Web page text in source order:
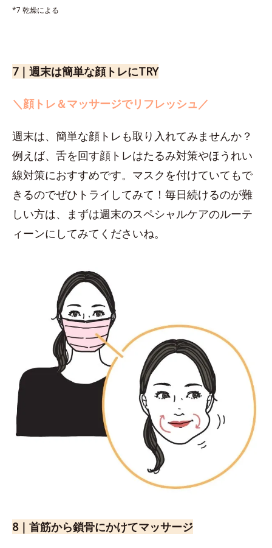
*7 乾燥による
7｜週末は簡単な顔トレにTRY
＼顔トレ＆マッサージでリフレッシュ／
週末は、簡単な顔トレも取り入れてみませんか？
例えば、舌を回す顔トレはたるみ対策やほうれい
線対策におすすめです。マスクを付けていてもで
きるのでぜひトライしてみて！毎日続けるのが難
しい方は、まずは週末のスペシャルケアのルーテ
ィーンにしてみてくださいね。
8｜首筋から鎖骨にかけてマッサージ